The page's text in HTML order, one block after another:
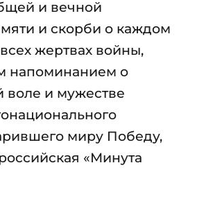
и вечной
и скорби о каждом
жертвах войны,
напоминанием о
воле и мужестве
миру Победу,
«Минута